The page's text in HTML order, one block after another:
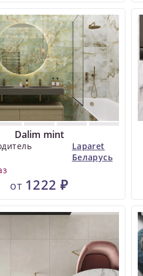
Dalim mint
Laparet
Беларусь
от 1222 ₽